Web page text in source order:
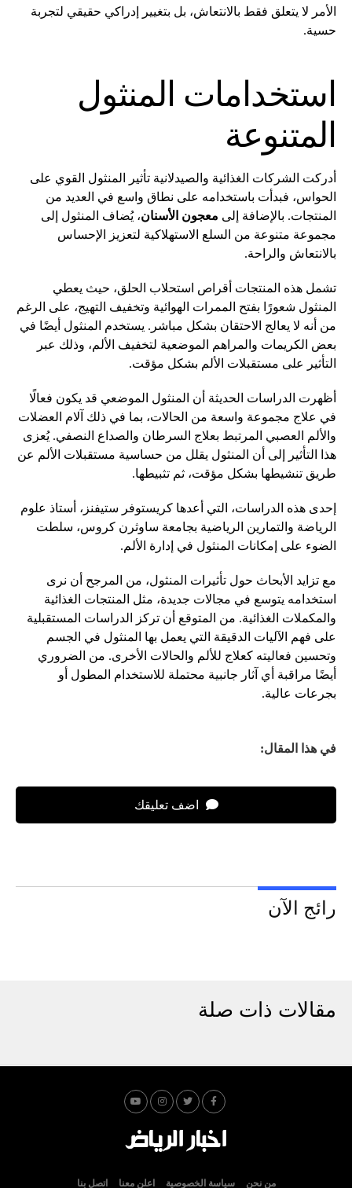
الأمر لا يتعلق فقط بالانتعاش، بل بتغيير إدراكي حقيقي لتجربة
حسية.
استخدامات المنثول
المتنوعة
أدركت الشركات الغذائية والصيدلانية تأثير المنثول القوي على
الحواس، فبدأت باستخدامه على نطاق واسع في العديد من
المنتجات. بالإضافة إلى معجون الأسنان، يُضاف المنثول إلى
مجموعة متنوعة من السلع الاستهلاكية لتعزيز الإحساس
بالانتعاش والراحة.
تشمل هذه المنتجات أقراص استحلاب الحلق، حيث يعطي
المنثول شعورًا بفتح الممرات الهوائية وتخفيف التهيج، على الرغم
من أنه لا يعالج الاحتقان بشكل مباشر. يستخدم المنثول أيضًا في
بعض الكريمات والمراهم الموضعية لتخفيف الألم، وذلك عبر
التأثير على مستقبلات الألم بشكل مؤقت.
أظهرت الدراسات الحديثة أن المنثول الموضعي قد يكون فعالًا
في علاج مجموعة واسعة من الحالات، بما في ذلك آلام العضلات
والألم العصبي المرتبط بعلاج السرطان والصداع النصفي. يُعزى
هذا التأثير إلى أن المنثول يقلل من حساسية مستقبلات الألم عن
طريق تنشيطها بشكل مؤقت، ثم تثبيطها.
إحدى هذه الدراسات، التي أعدها كريستوفر ستيفنز، أستاذ علوم
الرياضة والتمارين الرياضية بجامعة ساوثرن كروس، سلطت
الضوء على إمكانات المنثول في إدارة الألم.
مع تزايد الأبحاث حول تأثيرات المنثول، من المرجح أن نرى
استخدامه يتوسع في مجالات جديدة، مثل المنتجات الغذائية
والمكملات الغذائية. من المتوقع أن تركز الدراسات المستقبلية
على فهم الآليات الدقيقة التي يعمل بها المنثول في الجسم
وتحسين فعاليته كعلاج للألم والحالات الأخرى. من الضروري
أيضًا مراقبة أي آثار جانبية محتملة للاستخدام المطول أو
بجرعات عالية.
في هذا المقال:
اضف تعليقك
رائج الآن
مقالات ذات صلة
من نحن سياسة الخصوصية اعلن معنا اتصل بنا